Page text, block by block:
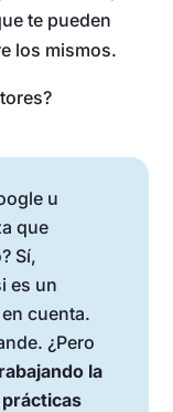
te pueden
los mismos.
u
que
Sí,
es un
cuenta.
¿Pero
la